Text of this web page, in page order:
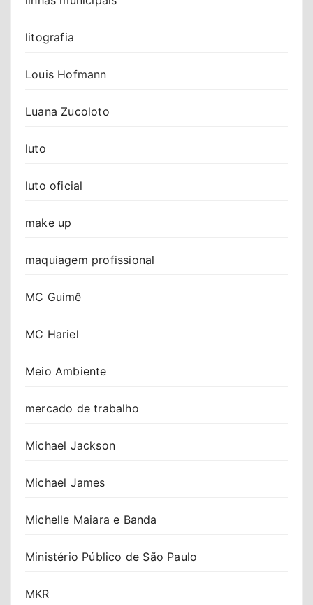
litografia
Louis Hofmann
Luana Zucoloto
luto
luto oficial
make up
maquiagem profissional
MC Guimê
MC Hariel
Meio Ambiente
mercado de trabalho
Michael Jackson
Michael James
Michelle Maiara e Banda
Ministério Público de São Paulo
MKR